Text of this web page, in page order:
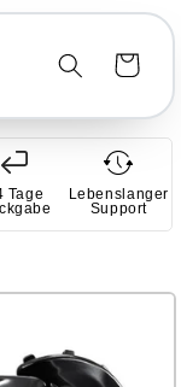
Warenkorb
Tage
Lebenslanger
Support